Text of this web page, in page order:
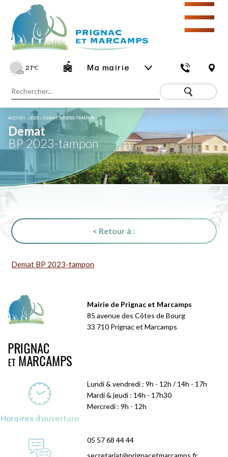
27℃ Ma mairie
☰
ACCUEIL »2023 » DEMAT BP 2023-TAMPON
Demat
BP 2023-tampon
< Retour à :
Demat BP 2023-tampon
Mairie de Prignac et Marcamps
85 avenue des Côtes de Bourg
33 710 Prignac et Marcamps
Horaires d'ouverture
Lundi & vendredi : 9h - 12h / 14h - 17h
Mardi & jeudi : 14h - 17h30
Mercredi : 9h - 12h
05 57 68 44 44